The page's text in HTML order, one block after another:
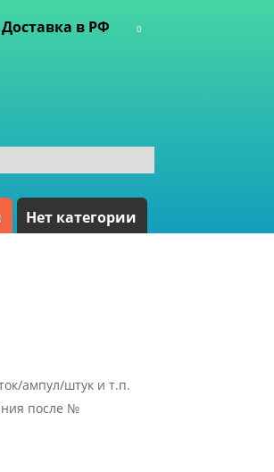
Доставка в РФ 0
Нет категории
ампул/штук и т.п.
после №